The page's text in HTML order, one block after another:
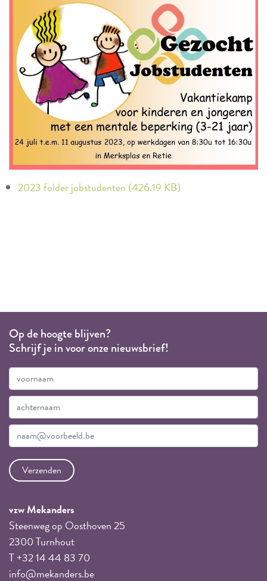
2023 folder jobstudenten (426.19 KB)
Op de hoogte blijven?
Schrijf je in voor onze nieuwsbrief!
vzw Mekanders
Steenweg op Oosthoven 25
2300 Turnhout
T +32 14 44 83 70
info@mekanders.be